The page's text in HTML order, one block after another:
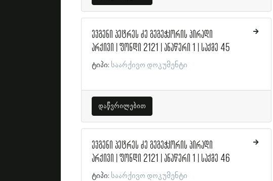
ევგენი პეტრეს ძე გეგეჭკორის პირადი
არქივი | ფონდი 2121 | ანაწერი 1 | საქმე 45
ტიპი: საარქივო დოკუმენტი
დაწვრილებით
ევგენი პეტრეს ძე გეგეჭკორის პირადი
არქივი | ფონდი 2121 | ანაწერი 1 | საქმე 46
ტიპი: საარქივო დოკუმენტი